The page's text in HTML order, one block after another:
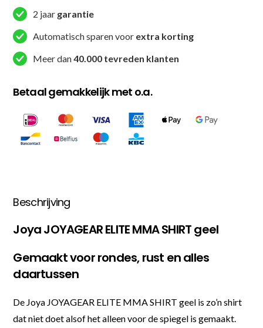
2 jaar garantie
Automatisch sparen voor extra korting
Meer dan40.000 tevreden klanten
Betaal gemakkelijk met o.a.
Beschrijving
Joya JOYAGEAR ELITE MMA SHIRT geel
Gemaakt voor rondes, rust en alles
daartussen
De Joya JOYAGEAR ELITE MMA SHIRT geel is zo’n shirt
dat niet doet alsof het alleen voor de spiegel is gemaakt.